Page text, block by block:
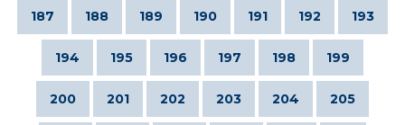
187 188 189 190 191 192 193
194 195 196 197 198 199
200 201 202 203 204 205